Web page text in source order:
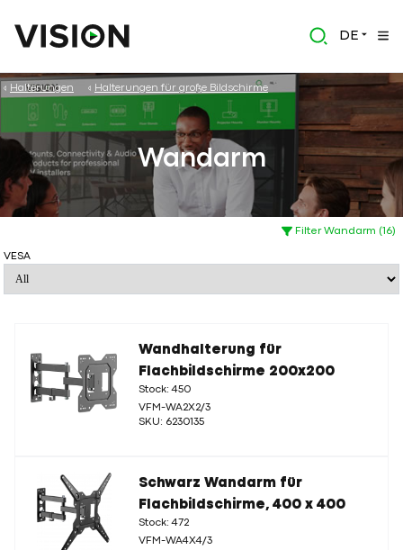
DE
Halterungen Halterungen für große Bildschirme
Wandarm
Filter Wandarm (16)
VESA
Wandhalterung für
Flachbildschirme 200x200
Stock: 450
VFM-WA2X2/3
SKU: 6230135
Schwarz Wandarm für
Flachbildschirme, 400 x 400
Stock: 472
VFM-WA4X4/3